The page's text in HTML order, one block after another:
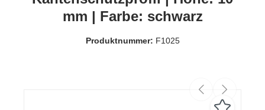
mm | Farbe: schwarz
Produktnummer: F1025